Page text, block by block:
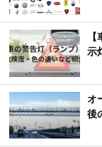
示
オ
後